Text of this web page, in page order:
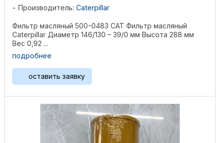
Производитель: Caterpillar
Фильтр масляный 500-0483 CAT Фильтр масляный
Caterpillar Диаметр 146/130 – 39/0 мм Высота 288 мм
Вес 0,92 ...
подробнее
оставить заявку